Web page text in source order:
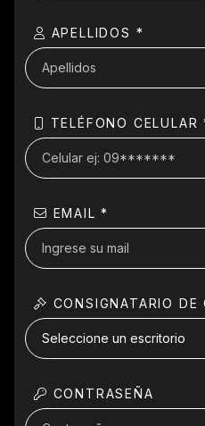
APELLIDOS *
TELÉFONO CELULAR
EMAIL *
CONSIGNATARIO DE
CONTRASEÑA